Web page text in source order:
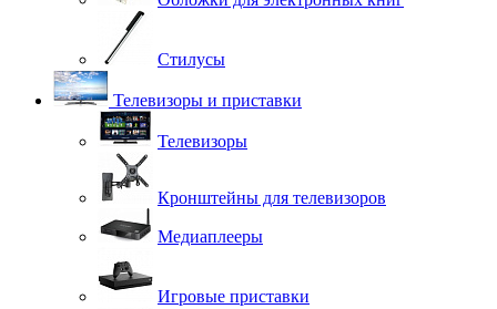
Стилусы
Телевизоры и приставки
Телевизоры
Кронштейны для телевизоров
Медиаплееры
Игровые приставки